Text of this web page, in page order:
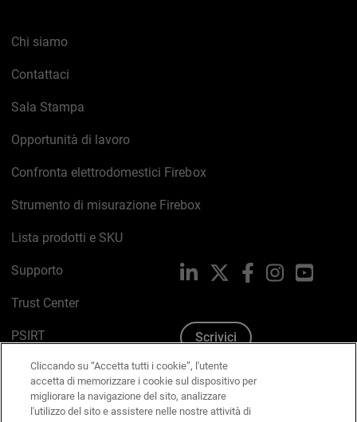
Chi siamo
Contattaci
Sala Stampa
Opportunità di lavoro
Confronta elettrodomestici Firebox
Strumento di misurazione Firebox
Lista prodotti e SKU
Supporto
Trust Center
PSIRT
Politica sui cookie
Informativa sulla privacy
LinkedIn FacebookInstagram
Scrivici
Cliccando su “Accetta tutti i cookie”, l'utente
accetta di memorizzare i cookie sul dispositivo per
migliorare la navigazione del sito, analizzare
l'utilizzo del sito e assistere nelle nostre attività di